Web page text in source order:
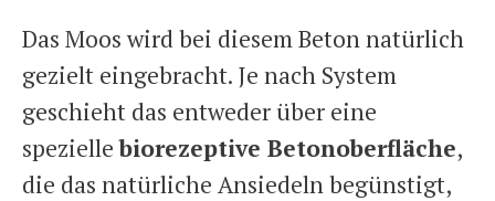
Das Moos wird bei diesem Beton natürlich
gezielt eingebracht. Je nach System
geschieht das entweder über eine
speziellebiorezeptive Betonoberfläche,
die das natürliche Ansiedeln begünstigt,